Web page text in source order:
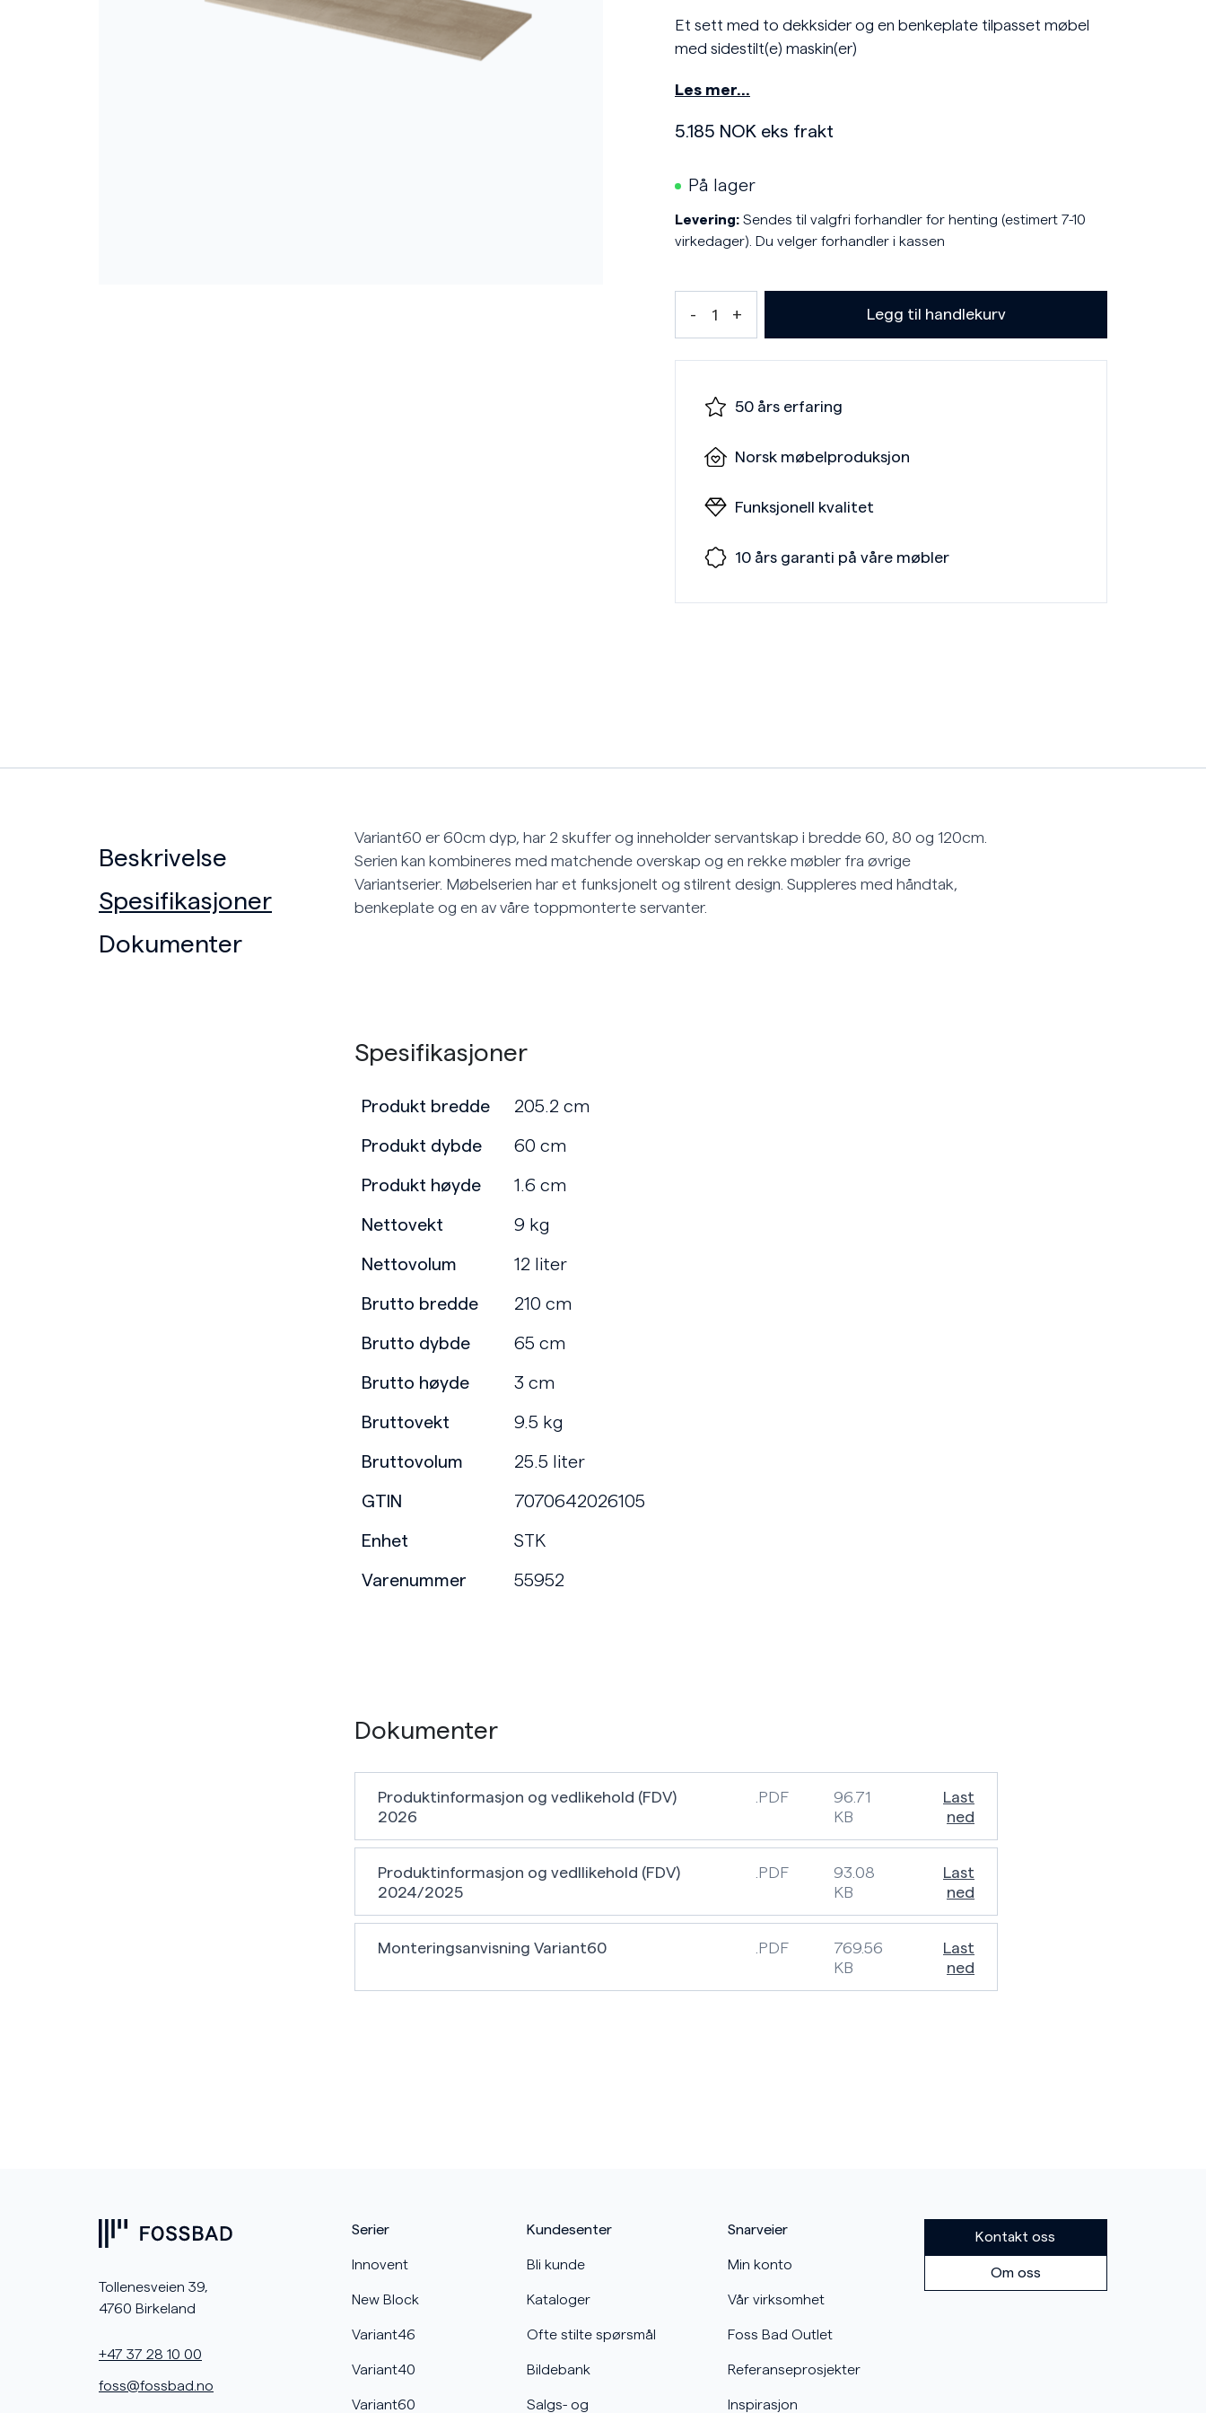
Et sett med to dekksider og en benkeplate tilpasset møbel
med sidestilt(e) maskin(er)
Les mer…
5.185 NOK eks frakt
På lager
Levering: Sendes til valgfri forhandler for henting (estimert 7-10
virkedager). Du velger forhandler i kassen
Legg til handlekurv
50 års erfaring
Norsk møbelproduksjon
Funksjonell kvalitet
10 års garanti på våre møbler
Beskrivelse
Spesifikasjoner
Dokumenter
Variant60 er 60cm dyp, har 2 skuffer og inneholder servantskap i bredde 60, 80 og 120cm.
Serien kan kombineres med matchende overskap og en rekke møbler fra øvrige
Variantserier. Møbelserien har et funksjonelt og stilrent design. Suppleres med håndtak,
benkeplate og en av våre toppmonterte servanter.
Spesifikasjoner
Produkt bredde 205.2 cm
Produkt dybde 60 cm
Produkt høyde 1.6 cm
Nettovekt 9 kg
Nettovolum 12 liter
Brutto bredde 210 cm
Brutto dybde 65 cm
Brutto høyde 3 cm
Bruttovekt 9.5 kg
Bruttovolum 25.5 liter
GTIN 7070642026105
Enhet STK
Varenummer 55952
Dokumenter
Produktinformasjon og vedlikehold (FDV)
2026
.PDF
96.71
KB
Last
ned
Produktinformasjon og vedllikehold (FDV)
2024/2025
.PDF
93.08
KB
Last
ned
Monteringsanvisning Variant60 .PDF
769.56
KB
Last
ned
Tollenesveien 39,
4760 Birkeland
+47 37 28 10 00
foss@fossbad.no
Serier
Innovent
New Block
Variant46
Variant40
Variant60
Kundesenter
Bli kunde
Kataloger
Ofte stilte spørsmål
Bildebank
Salgs- og
Snarveier
Min konto
Vår virksomhet
Foss Bad Outlet
Referanseprosjekter
Inspirasjon
Kontakt oss
Om oss